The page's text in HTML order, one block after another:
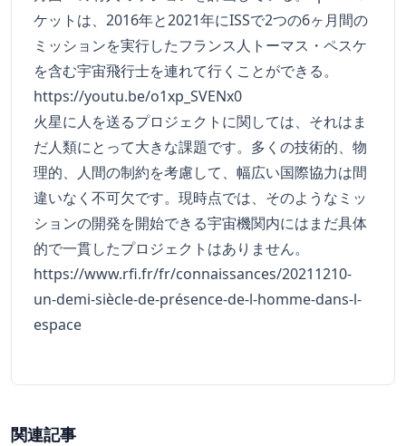
ケットは、2016年と2021年にISSで2つの6ヶ月間の
ミッションを実行したフランス人トーマス・ペスケ
を含む宇宙飛行士を連れて行くことができる。
https://youtu.be/o1xp_SVENx0
火星に人を送るプロジェクトに関しては、それはま
だ人類にとって大きな課題です。多くの技術的、物
理的、人間の制約を考慮して、幅広い国際協力は間
違いなく不可欠です。現時点では、そのようなミッ
ションの開発を開始できる宇宙機関内にはまだ具体
的で一貫したプロジェクトはありません。
https://www.rfi.fr/fr/connaissances/20211210-
un-demi-siècle-de-présence-de-l-homme-dans-l-
espace
関連記事